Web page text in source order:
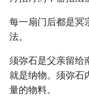
每一扇门后都是冥
法。
须弥石是父亲留给
就是纳物。须弥石
量的物料。